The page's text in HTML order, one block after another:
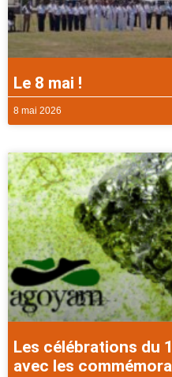
Le 8 mai !
8 mai 2026
Les célébrations du
avec les